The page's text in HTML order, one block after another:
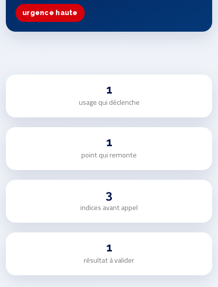
urgence haute
1
usage qui déclenche
1
point qui remonte
3
indices avant appel
1
résultat à valider